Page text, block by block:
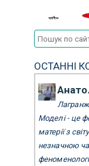
ОСТАННІ
Моделі - це
матерії з
незначною